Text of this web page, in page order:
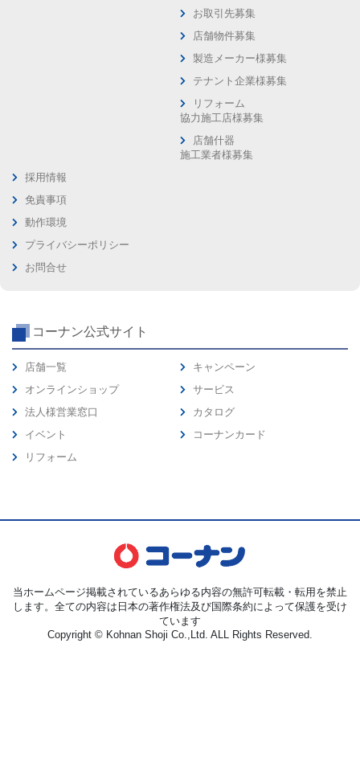
お取引先募集
店舗物件募集
製造メーカー様募集
テナント企業様募集
リフォーム
協力施工店様募集
店舗什器
施工業者様募集
採用情報
免責事項
動作環境
プライバシーポリシー
お問合せ
コーナン公式サイト
店舗一覧
オンラインショップ
法人様営業窓口
イベント
リフォーム
キャンペーン
サービス
カタログ
コーナンカード
当ホームページ掲載されているあらゆる内容の無許可転載・転用を禁止
します。全ての内容は日本の著作権法及び国際条約によって保護を受け
ています
Copyright © Kohnan Shoji Co.,Ltd. ALL Rights Reserved.